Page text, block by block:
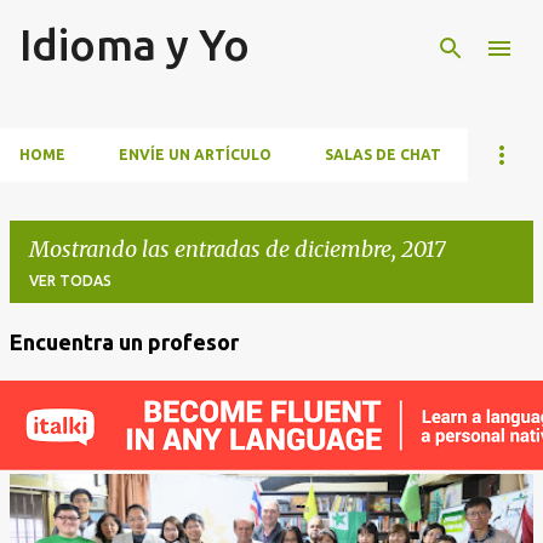
Idioma y Yo
HOME ENVÍE UN ARTÍCULO SALAS DE CHAT
Mostrando las entradas de diciembre, 2017
VER TODAS
r
a
d
Encuentra un profesor